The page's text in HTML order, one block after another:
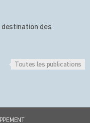
des
Toutes les publications